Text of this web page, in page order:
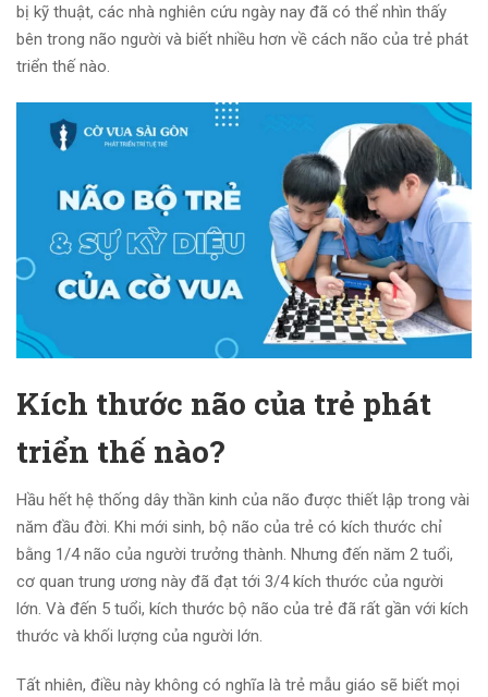
bị kỹ thuật, các nhà nghiên cứu ngày nay đã có thể nhìn thấy
bên trong não người và biết nhiều hơn về cách não của trẻ phát
triển thế nào.
Kích thước não của trẻ phát
triển thế nào?
Hầu hết hệ thống dây thần kinh của não được thiết lập trong vài
năm đầu đời. Khi mới sinh, bộ não của trẻ có kích thước chỉ
bằng 1/4 não của người trưởng thành. Nhưng đến năm 2 tuổi,
cơ quan trung ương này đã đạt tới 3/4 kích thước của người
lớn. Và đến 5 tuổi, kích thước bộ não của trẻ đã rất gần với kích
thước và khối lượng của người lớn.
Tất nhiên, điều này không có nghĩa là trẻ mẫu giáo sẽ biết mọi